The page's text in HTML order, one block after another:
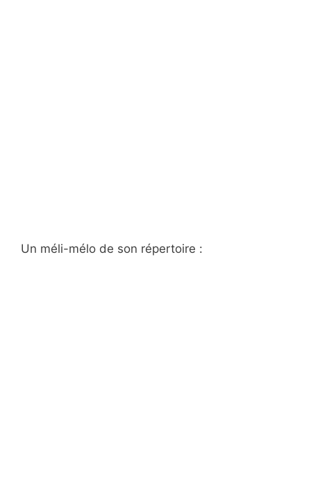
Un méli-mélo de son répertoire :